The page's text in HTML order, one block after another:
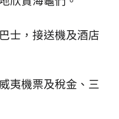
士，接送機及酒店
夷機票及稅金、三